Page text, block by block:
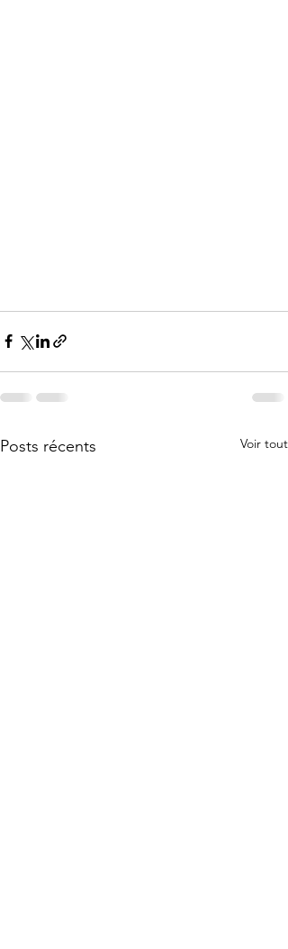
Posts récents Voir tout